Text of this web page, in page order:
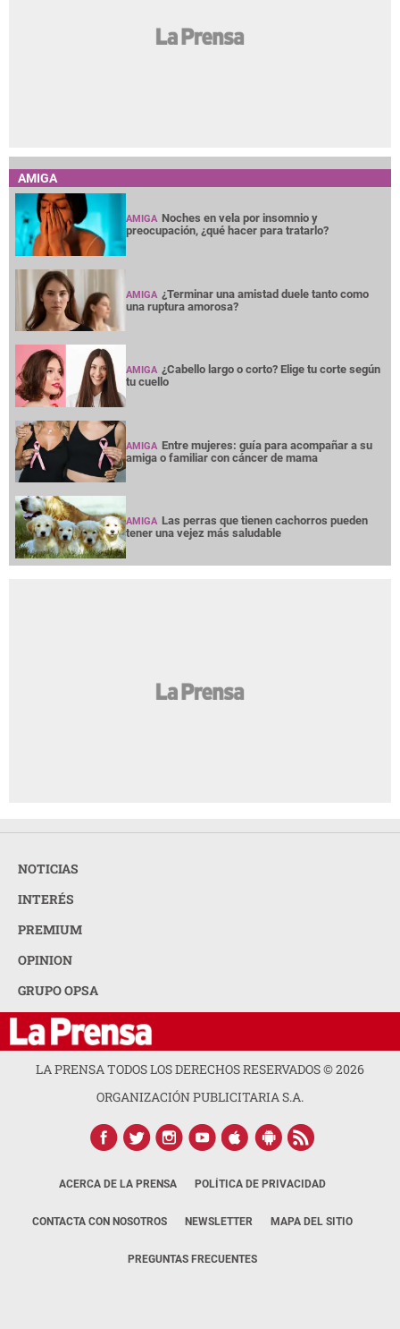
AMIGA
AMIGA Noches en vela por insomnio y
preocupación, ¿qué hacer para tratarlo?
AMIGA ¿Terminar una amistad duele tanto como
una ruptura amorosa?
AMIGA ¿Cabello largo o corto? Elige tu corte según
tu cuello
AMIGA Entre mujeres: guía para acompañar a su
amiga o familiar con cáncer de mama
AMIGA Las perras que tienen cachorros pueden
tener una vejez más saludable
NOTICIAS
INTERÉS
PREMIUM
OPINION
GRUPO OPSA
LA PRENSA TODOS LOS DERECHOS RESERVADOS ©2026
ORGANIZACIÓN PUBLICITARIA S.A.
ACERCA DE LA PRENSA POLÍTICA DE PRIVACIDAD
CONTACTA CON NOSOTROS NEWSLETTER MAPA DEL SITIO
PREGUNTAS FRECUENTES